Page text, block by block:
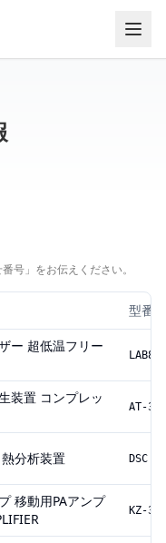
号」をお伝えください。
型番
ー 超低温フリー
LAB8sc
装置 コンプレッ
AT-
分析装置 DSC
移動用PAアンプ
KZ-30D